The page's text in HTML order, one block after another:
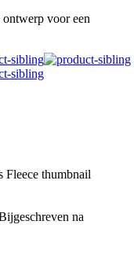
voor een
na